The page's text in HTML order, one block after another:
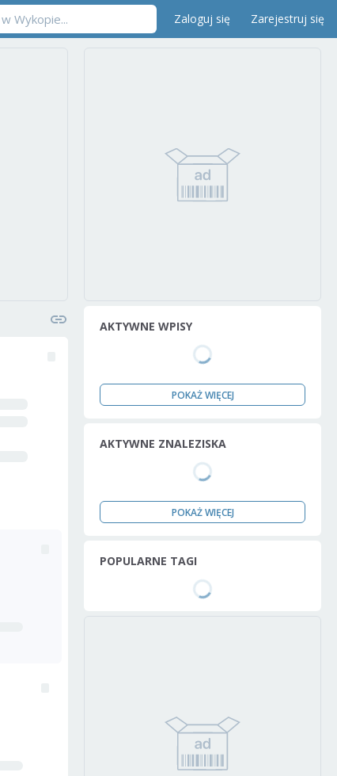
Zaloguj się Zarejestruj się
AKTYWNE WPISY
POKAŻ WIĘCEJ
AKTYWNE ZNALEZISKA
POKAŻ WIĘCEJ
POPULARNE TAGI